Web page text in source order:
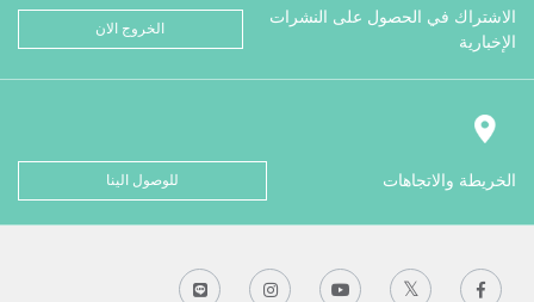
الاشتراك في الحصول على النشرات
الإخبارية
الخروج الان
الخريطة والاتجاهات للوصول الينا